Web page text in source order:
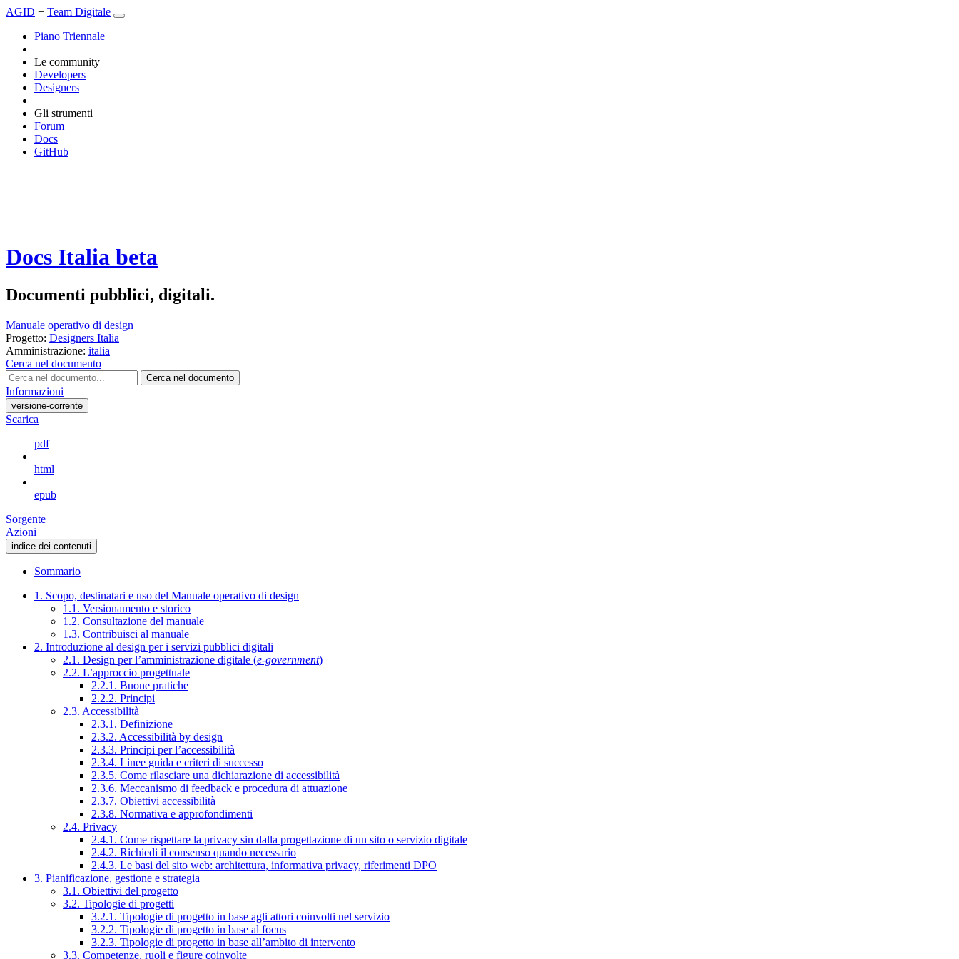
AGID + Team Digitale
Piano Triennale
Le community
Developers
Designers
Gli strumenti
Forum
Docs
GitHub
Docs Italia beta
Documenti pubblici, digitali.
Manuale operativo di design
Progetto: Designers Italia
Amministrazione: italia
Cerca nel documento
Cerca nel documento
Informazioni
versione-corrente
Scarica
pdf
html
epub
Sorgente
Azioni
indice dei contenuti
Sommario
1. Scopo, destinatari e uso del Manuale operativo di design
1.1. Versionamento e storico
1.2. Consultazione del manuale
1.3. Contribuisci al manuale
2. Introduzione al design per i servizi pubblici digitali
2.1. Design per l’amministrazione digitale (e-government)
2.2. L’approccio progettuale
2.2.1. Buone pratiche
2.2.2. Principi
2.3. Accessibilità
2.3.1. Definizione
2.3.2. Accessibilità by design
2.3.3. Principi per l’accessibilità
2.3.4. Linee guida e criteri di successo
2.3.5. Come rilasciare una dichiarazione di accessibilità
2.3.6. Meccanismo di feedback e procedura di attuazione
2.3.7. Obiettivi accessibilità
2.3.8. Normativa e approfondimenti
2.4. Privacy
2.4.1. Come rispettare la privacy sin dalla progettazione di un sito o servizio digitale
2.4.2. Richiedi il consenso quando necessario
2.4.3. Le basi del sito web: architettura, informativa privacy, riferimenti DPO
3. Pianificazione, gestione e strategia
3.1. Obiettivi del progetto
3.2. Tipologie di progetti
3.2.1. Tipologie di progetto in base agli attori coinvolti nel servizio
3.2.2. Tipologie di progetto in base al focus
3.2.3. Tipologie di progetto in base all’ambito di intervento
3.3. Competenze, ruoli e figure coinvolte